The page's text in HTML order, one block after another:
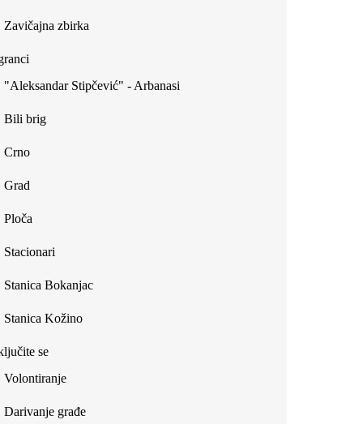
Zavičajna zbirka
"Aleksandar Stipčević" - Arbanasi
Bili brig
Crno
Grad
Ploča
Stacionari
Stanica Bokanjac
Stanica Kožino
se
Volontiranje
Darivanje građe